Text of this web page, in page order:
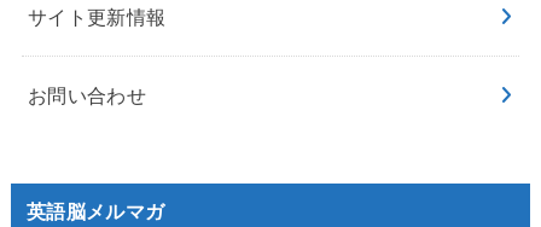
サイト更新情報
お問い合わせ
英語脳メルマガ